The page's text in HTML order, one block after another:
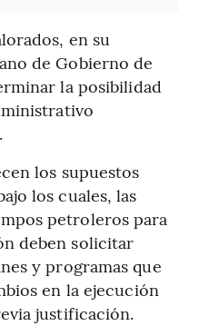
en su
de Gobierno de
la posibilidad
los supuestos
los cuales, las
petroleros para
deben solicitar
y programas que
en la ejecución
justificación.